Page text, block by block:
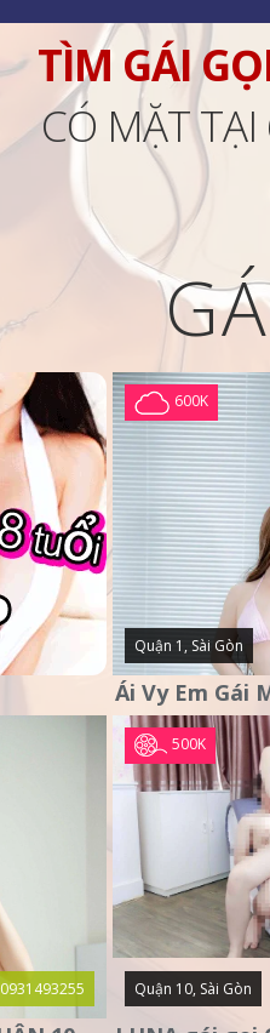
TÌM GÁI
CÓ MẶT
600K
Quận 1, Sài Gòn
0931493255
500K
Quận 10, Sài Gòn